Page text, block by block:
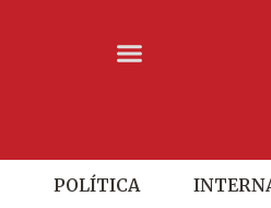
POLÍTICA